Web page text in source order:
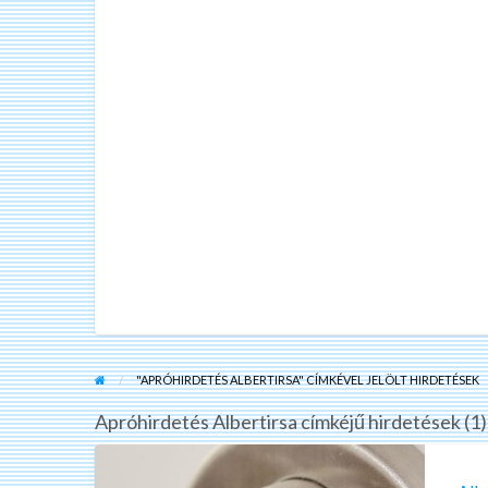
"APRÓHIRDETÉS ALBERTIRSA" CÍMKÉVEL JELÖLT HIRDETÉSEK
Apróhirdetés Albertirsa címkéjű hirdetések (1)
Albertirsa